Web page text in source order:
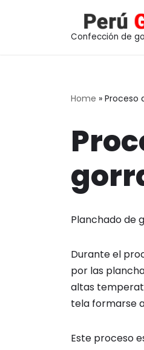
Confección de
Home » Proceso
Planchado de
Durante el
por las
altas
tela formarse
Este proceso